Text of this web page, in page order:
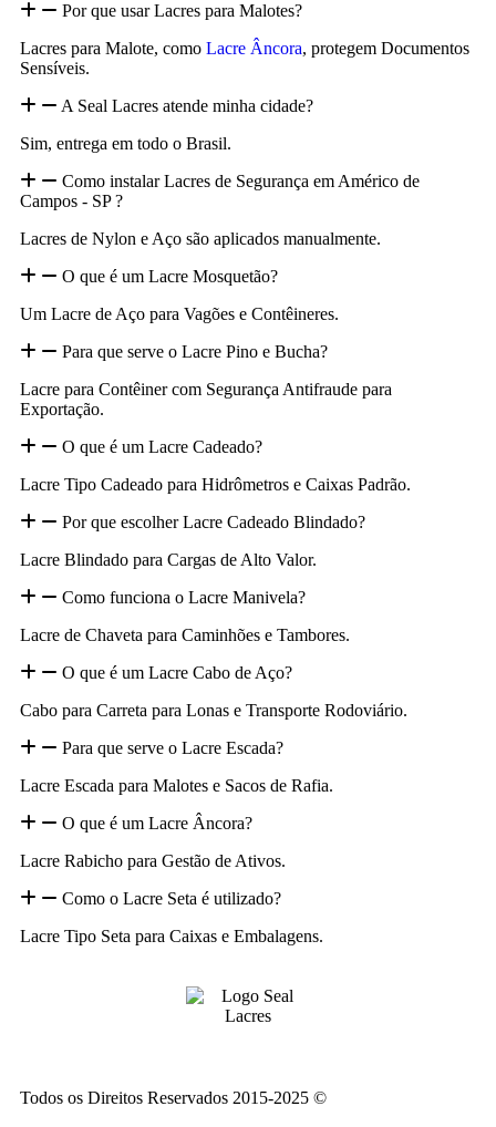
Por que usar Lacres para Malotes?
Lacres para Malote, como Lacre Âncora, protegem Documentos
Sensíveis.
A Seal Lacres atende minha cidade?
Sim, entrega em todo o Brasil.
Como instalar Lacres de Segurança em Américo de
Campos - SP ?
Lacres de Nylon e Aço são aplicados manualmente.
O que é um Lacre Mosquetão?
Um Lacre de Aço para Vagões e Contêineres.
Para que serve o Lacre Pino e Bucha?
Lacre para Contêiner com Segurança Antifraude para
Exportação.
O que é um Lacre Cadeado?
Lacre Tipo Cadeado para Hidrômetros e Caixas Padrão.
Por que escolher Lacre Cadeado Blindado?
Lacre Blindado para Cargas de Alto Valor.
Como funciona o Lacre Manivela?
Lacre de Chaveta para Caminhões e Tambores.
O que é um Lacre Cabo de Aço?
Cabo para Carreta para Lonas e Transporte Rodoviário.
Para que serve o Lacre Escada?
Lacre Escada para Malotes e Sacos de Rafia.
O que é um Lacre Âncora?
Lacre Rabicho para Gestão de Ativos.
Como o Lacre Seta é utilizado?
Lacre Tipo Seta para Caixas e Embalagens.
Todos os Direitos Reservados 2015-2025 ©